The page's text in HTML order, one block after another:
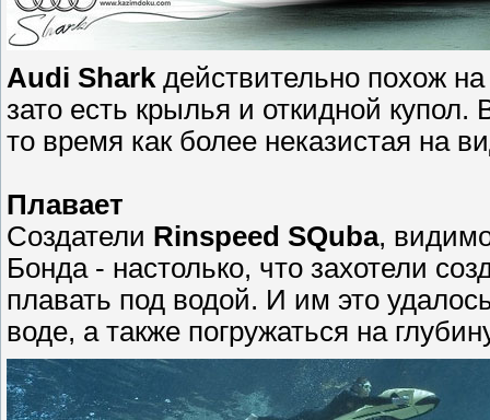
Audi Shark действительно похож
зато есть крылья и откидной
то время как более неказистая на
Плавает
Создатели Rinspeed SQuba,
Бонда - настолько, что захотели
плавать под водой. И им это
воде, а также погружаться на